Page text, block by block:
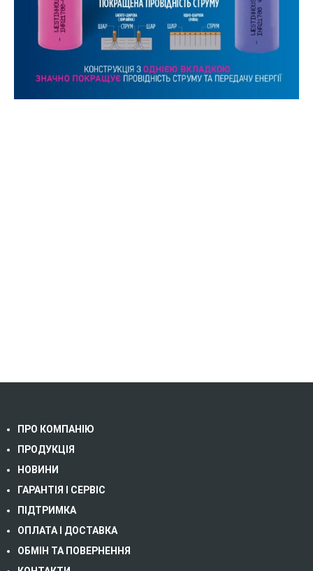
ПРО КОМПАНІЮ
ПРОДУКЦІЯ
НОВИНИ
ГАРАНТІЯ І СЕРВІС
ПІДТРИМКА
ОПЛАТА І ДОСТАВКА
ОБМІН ТА ПОВЕРНЕННЯ